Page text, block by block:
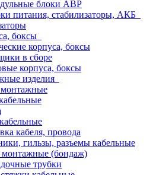
блоки АВР
питания, стабилизаторы, АКБ
боксы
корпуса, боксы
в сборе
корпуса, боксы
изделия
кабеля, провода
гильзы, разъемы кабельные
(бондаж)
трубки